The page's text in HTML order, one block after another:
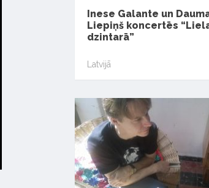
Inese Galante un
Liepiņš koncertēs
dzintarā”
Latvijā